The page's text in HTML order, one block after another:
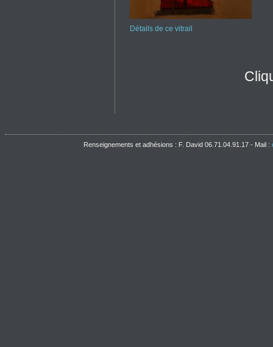
Détails de ce vitrail
Renseignements et adhésions : F. David 06.71.04.91.17 - Mail :